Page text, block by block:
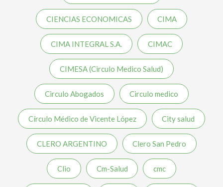
CIENCIAS ECONOMICAS CIMA
CIMA INTEGRAL S.A. CIMAC
CIMESA (Circulo Medico Salud)
Circulo Abogados Circulo medico
Círculo Médico de Vicente López City salud
CLERO ARGENTINO Clero San Pedro
Clio Cm-Salud cmc